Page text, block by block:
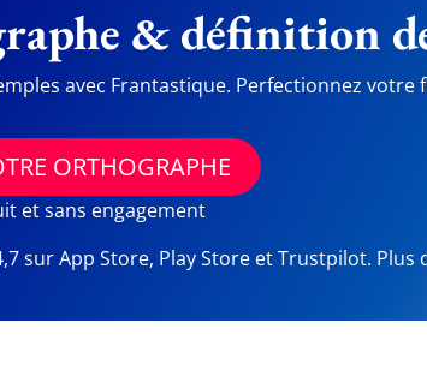
& définition
avec Frantastique. Perfectionnez votre
ORTHOGRAPHE
et sans engagement
sur App Store, Play Store et Trustpilot. Plus